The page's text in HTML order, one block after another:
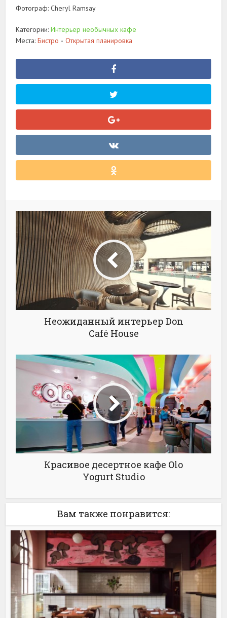
Фотограф: Cheryl Ramsay
Категории:Интерьер необычных кафе
Места:Бистро • Открытая планировка
Неожиданный интерьер Don
Café House
Красивое десертное кафе Olo
Yogurt Studio
Вам также понравится: